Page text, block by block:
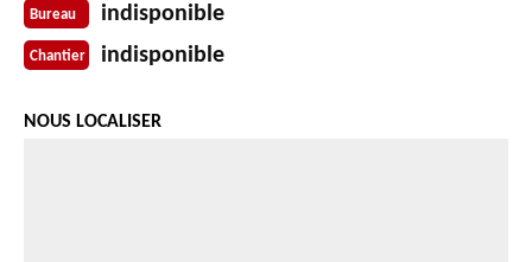
Bureau indisponible
Chantier indisponible
NOUS LOCALISER